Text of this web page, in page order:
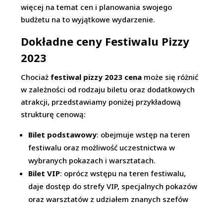
więcej na temat cen i planowania swojego
budżetu na to wyjątkowe wydarzenie.
Dokładne ceny Festiwalu Pizzy
2023
Chociaż festiwal pizzy 2023 cena może się różnić
w zależności od rodzaju biletu oraz dodatkowych
atrakcji, przedstawiamy poniżej przykładową
strukturę cenową:
Bilet podstawowy: obejmuje wstęp na teren
festiwalu oraz możliwość uczestnictwa w
wybranych pokazach i warsztatach.
Bilet VIP: oprócz wstępu na teren festiwalu,
daje dostęp do strefy VIP, specjalnych pokazów
oraz warsztatów z udziałem znanych szefów